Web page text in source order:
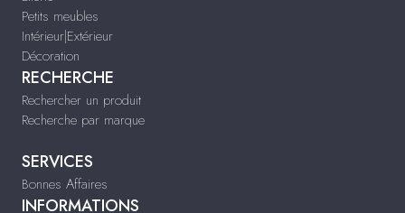
Petits meubles
Intérieur|Extérieur
Décoration
RECHERCHE
Rechercher un produit
Recherche par marque
SERVICES
Bonnes Affaires
INFORMATIONS